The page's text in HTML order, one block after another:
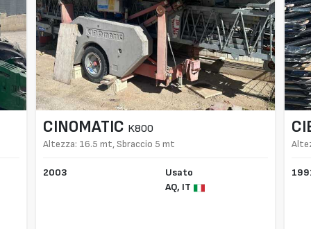
CINOMATIC K800
Altezza: 16.5 mt, Sbraccio 5 mt
2003
Usato
AQ, IT